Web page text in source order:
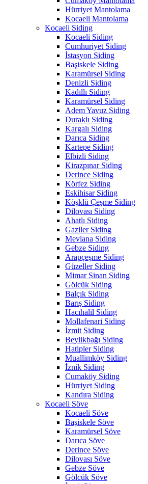
Hürriyet Mantolama
Kocaeli Mantolama
Kocaeli Siding
Kocaeli Siding
Cumhuriyet Siding
İstasyon Siding
Başiskele Siding
Karamürsel Siding
Denizli Siding
Kadıllı Siding
Karamürsel Siding
Adem Yavuz Siding
Duraklı Siding
Kargalı Siding
Darıca Siding
Kartepe Siding
Elbizli Siding
Kirazpınar Siding
Derince Siding
Körfez Siding
Eskihisar Siding
Köşklü Çeşme Siding
Dilovası Siding
Ahatlı Siding
Gaziler Siding
Mevlana Siding
Gebze Siding
Arapçeşme Siding
Güzeller Siding
Mimar Sinan Siding
Gölcük Siding
Balçık Siding
Barış Siding
Hacıhalil Siding
Mollafenari Siding
İzmit Siding
Beylikbağı Siding
Hatipler Siding
Muallimköy Siding
İznik Siding
Cumaköy Siding
Hürriyet Siding
Kandıra Siding
Kocaeli Söve
Kocaeli Söve
Başiskele Söve
Karamürsel Söve
Darıca Söve
Derince Söve
Dilovası Söve
Gebze Söve
Gölcük Söve